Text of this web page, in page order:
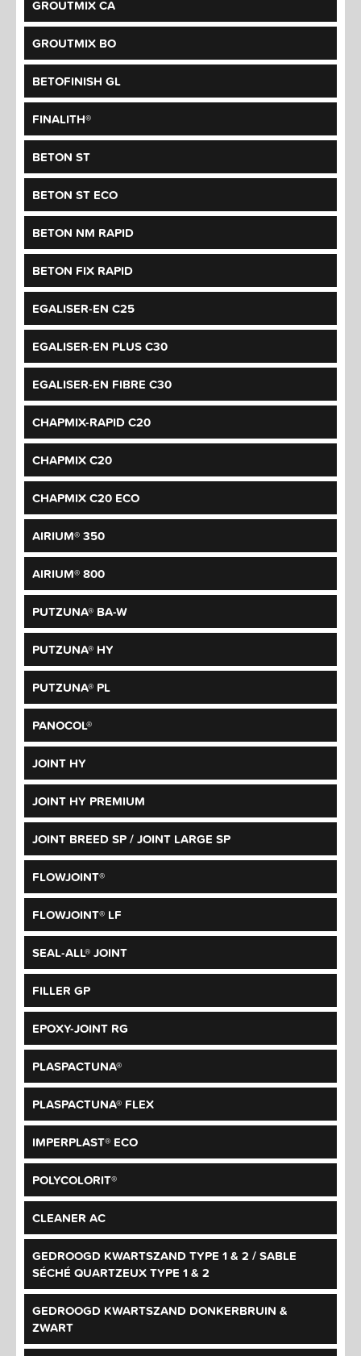
GROUTMIX CA
GROUTMIX BO
BETOFINISH GL
FINALITH®
BETON ST
BETON ST ECO
BETON NM RAPID
BETON FIX RAPID
EGALISER-EN C25
EGALISER-EN PLUS C30
EGALISER-EN FIBRE C30
CHAPMIX-RAPID C20
CHAPMIX C20
CHAPMIX C20 ECO
AIRIUM® 350
AIRIUM® 800
PUTZUNA® BA-W
PUTZUNA® HY
PUTZUNA® PL
PANOCOL®
JOINT HY
JOINT HY PREMIUM
JOINT BREED SP / JOINT LARGE SP
FLOWJOINT®
FLOWJOINT® LF
SEAL-ALL® JOINT
FILLER GP
EPOXY-JOINT RG
PLASPACTUNA®
PLASPACTUNA® FLEX
IMPERPLAST® ECO
POLYCOLORIT®
CLEANER AC
GEDROOGD KWARTSZAND TYPE 1 & 2 / SABLE
SÉCHÉ QUARTZEUX TYPE 1 & 2
GEDROOGD KWARTSZAND DONKERBRUIN &
ZWART